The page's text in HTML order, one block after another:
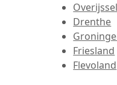
Overijssel
Drenthe
Friesland
Flevoland